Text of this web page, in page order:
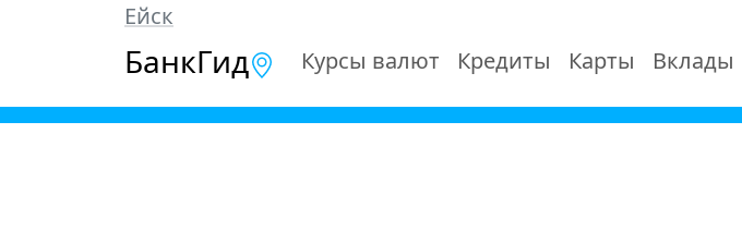
Ейск
БанкГид Курсы валют Кредиты Карты Вклады